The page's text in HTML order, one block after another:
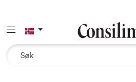
Toggle navigation